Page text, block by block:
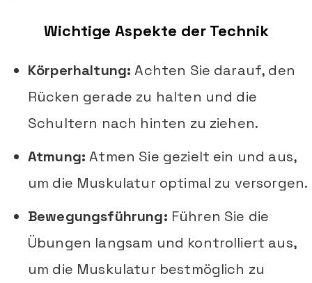
Wichtige Aspekte der Technik
Körperhaltung: Achten Sie darauf, den
Rücken gerade zu halten und die
Schultern nach hinten zu ziehen.
Atmung: Atmen Sie gezielt ein und aus,
um die Muskulatur optimal zu versorgen.
Bewegungsführung: Führen Sie die
Übungen langsam und kontrolliert aus,
um die Muskulatur bestmöglich zu